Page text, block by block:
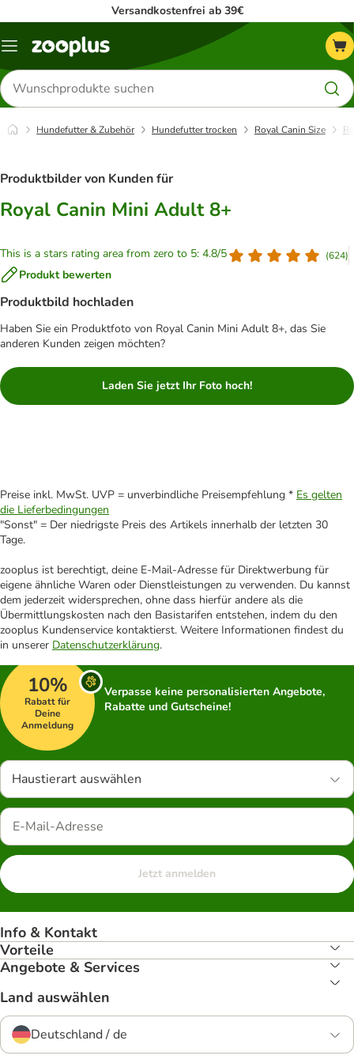
Versandkostenfrei ab 39€
Menü
Produkte
suchen
Hundefutter & Zubehör Hundefutter trocken Royal Canin Size
Produktbilder von Kunden für
Royal Canin Mini Adult 8+
This is a stars rating area from zero to 5: 4.8/5 (624)
Produkt bewerten
Produktbild hochladen
Haben Sie ein Produktfoto von Royal Canin Mini Adult 8+, das Sie
anderen Kunden zeigen möchten?
Laden Sie jetzt Ihr Foto hoch!
Preise inkl. MwSt. UVP = unverbindliche Preisempfehlung * Es gelten
die Lieferbedingungen
"Sonst" = Der niedrigste Preis des Artikels innerhalb der letzten 30
Tage.
zooplus ist berechtigt, deine E-Mail-Adresse für Direktwerbung für
eigene ähnliche Waren oder Dienstleistungen zu verwenden. Du kannst
dem jederzeit widersprechen, ohne dass hierfür andere als die
Übermittlungskosten nach den Basistarifen entstehen, indem du den
zooplus Kundenservice kontaktierst. Weitere Informationen findest du
in unserer Datenschutzerklärung.
10%
Rabatt für
Deine
Anmeldung
Verpasse keine personalisierten Angebote,
Rabatte und Gutscheine!
Haustierart auswählen
Jetzt anmelden
Info & Kontakt
Vorteile
Angebote & Services
Land auswählen
Deutschland / de